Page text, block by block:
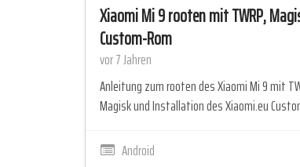
Xiaomi Mi 9 rooten mit TWRP,
Custom-Rom
vor 7 Jahren
Anleitung zum rooten des Xiaomi Mi 9 mit
Magisk und Installation des Xiaomi.eu
Android